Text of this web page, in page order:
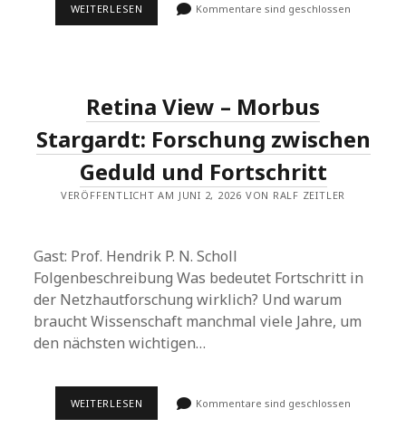
WEITERLESEN STUDIENTEILNEHMENDE
GESUCHT
Kommentare sind geschlossen
Retina View – Morbus
Stargardt: Forschung zwischen
Geduld und Fortschritt
VERÖFFENTLICHT AM JUNI 2, 2026 VON RALF ZEITLER
Gast: Prof. Hendrik P. N. Scholl
Folgenbeschreibung Was bedeutet Fortschritt in
der Netzhautforschung wirklich? Und warum
braucht Wissenschaft manchmal viele Jahre, um
den nächsten wichtigen…
WEITERLESEN RETINA
Kommentare sind geschlossen